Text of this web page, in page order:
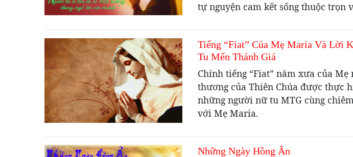
tự nguyện cam kết sống thuộc trọn
Tiếng “Fiat” Của Mẹ Maria Và Lời
Tu Mến Thánh Giá
Chính tiếng “Fiat” năm xưa của
thương của Thiên Chúa được thực
những người nữ tu MTG cùng
với Mẹ Maria.
Những Ngày Hồng Ân